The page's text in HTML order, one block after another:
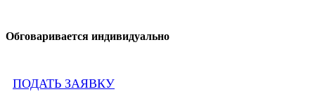
Обговаривается индивидуально
ПОДАТЬ ЗАЯВКУ